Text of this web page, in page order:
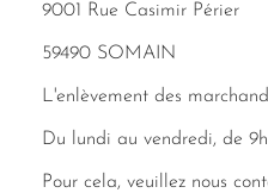
9001 Rue Casimir Périer
59490 SOMAIN
L'enlèvement des
Du lundi au vendredi, de
Pour cela, veuillez nous